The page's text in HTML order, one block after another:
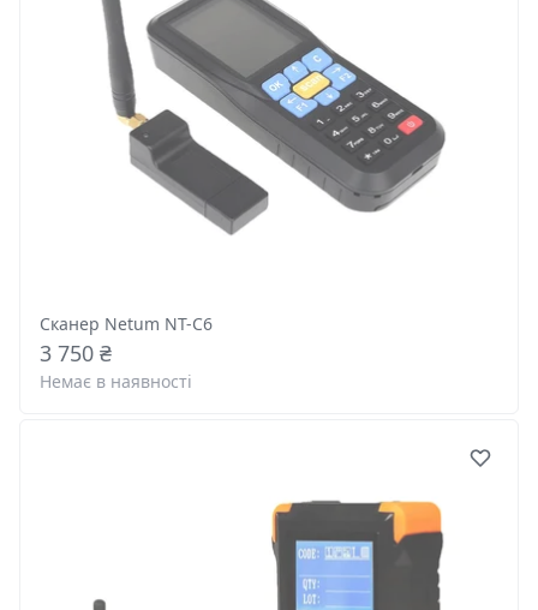
Сканер Netum NT-C6
3 750 ₴
Немає в наявності